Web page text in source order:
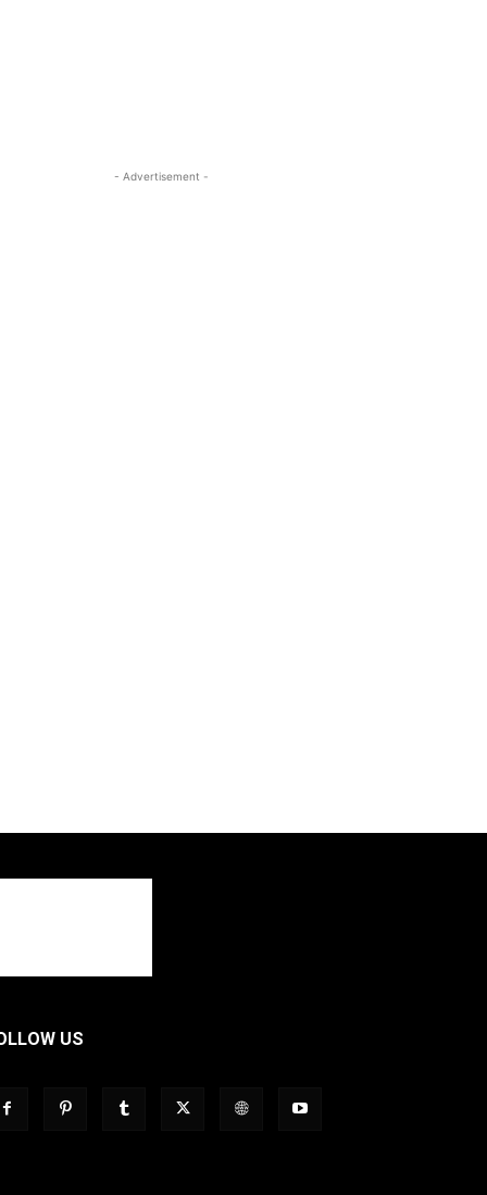
- Advertisement -
US